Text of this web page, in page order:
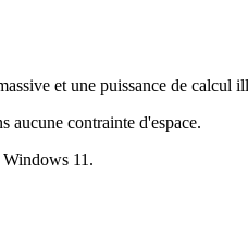
et une puissance de calcul
aucune contrainte d'espace.
11.